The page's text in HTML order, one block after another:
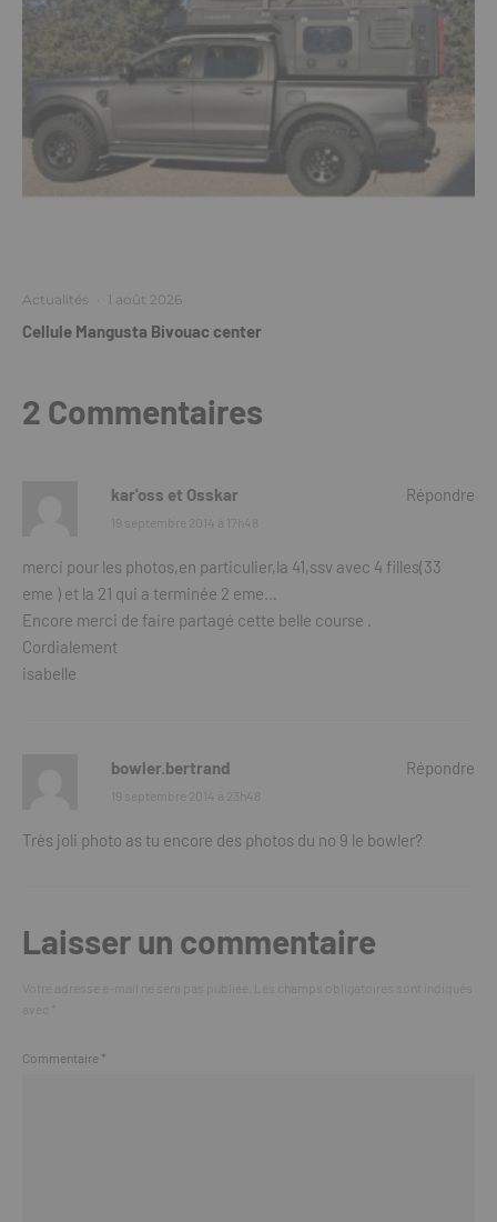
Actualités · 1 août 2026
Cellule Mangusta Bivouac center
2 Commentaires
kar'oss et Osskar
19 septembre 2014 à 17h48
merci pour les photos,en particulier,la 41,ssv avec 4 filles(33
eme ) et la 21 qui a terminée 2 eme…
Encore merci de faire partagé cette belle course .
Cordialement
isabelle
Répondre
bowler.bertrand
19 septembre 2014 à 23h48
Très joli photo as tu encore des photos du no 9 le bowler?
Répondre
Laisser un commentaire
Commentaire *